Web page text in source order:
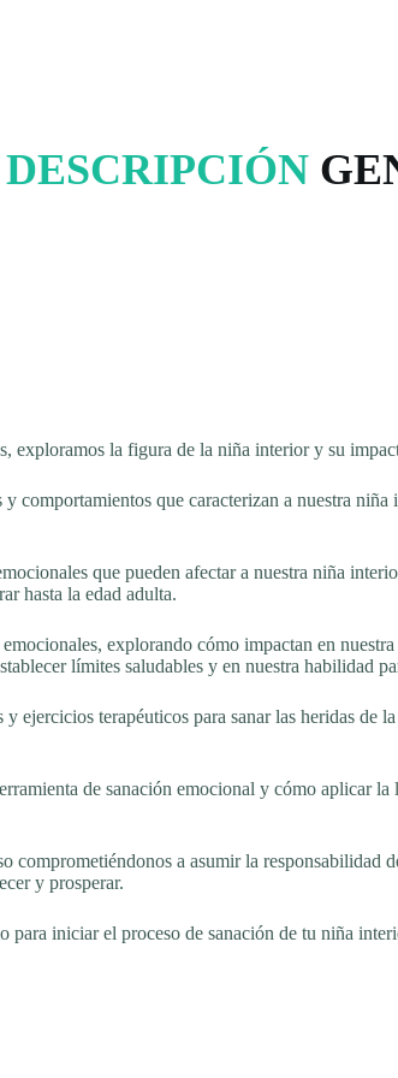
DESCRIPCIÓN
exploramos la figura de la niña interior y su
que caracterizan a nuestra
que pueden afectar a nuestra niña
hasta la edad adulta.
explorando cómo impactan en
límites saludables y en nuestra habilidad
ejercicios terapéuticos para sanar las heridas
de sanación emocional y cómo aplicar
comprometiéndonos a asumir la
y prosperar.
para iniciar el proceso de sanación de tu niña